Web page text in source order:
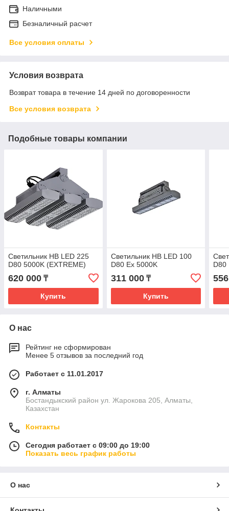
Наличными
Безналичный расчет
Все условия оплаты
Условия возврата
Возврат товара в течение 14 дней по договоренности
Все условия возврата
Подобные товары компании
Светильник HB LED 225
D80 5000K (EXTREME)
620 000 ₸
Купить
Светильник HB LED 100
D80 Ex 5000K
311 000₸
Купить
D80
О нас
Рейтинг не сформирован
Менее 5 отзывов за последний год
Работает с 11.01.2017
г. Алматы
Бостандыкский район ул. Жарокова 205, Алматы,
Казахстан
Контакты
Сегодня работает с 09:00 до 19:00
Показать весь график работы
О нас